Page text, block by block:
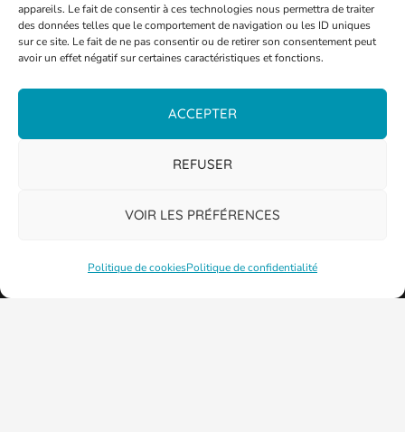
appareils. Le fait de consentir à ces technologies nous permettra de traiter
des données telles que le comportement de navigation ou les ID uniques
sur ce site. Le fait de ne pas consentir ou de retirer son consentement peut
avoir un effet négatif sur certaines caractéristiques et fonctions.
ACCEPTER
REFUSER
VOIR LES PRÉFÉRENCES
Politique de cookiesPolitique de confidentialité
PLAN DE LA VILLE